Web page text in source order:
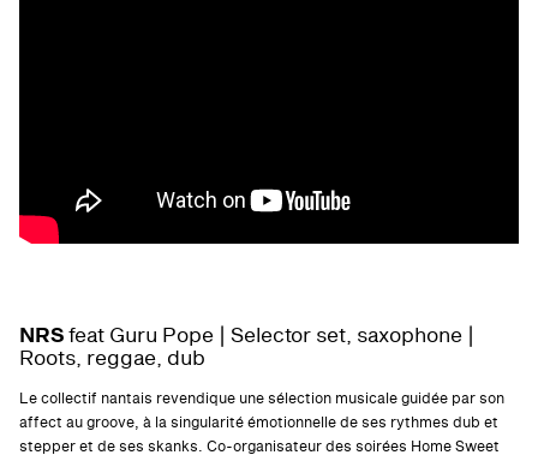
NRSfeat Guru Pope | Selector set, saxophone |
Roots, reggae, dub
Le collectif nantais revendique une sélection musicale guidée par son
affect au groove, à la singularité émotionnelle de ses rythmes dub et
stepper et de ses skanks. Co-organisateur des soirées Home Sweet